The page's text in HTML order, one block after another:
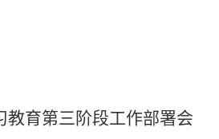
育第三阶段工作部署会